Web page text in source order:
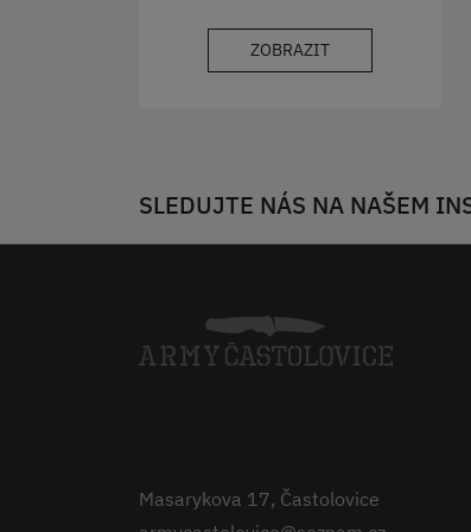
ZOBRAZIT
SLEDUJTE NÁS NA NAŠEM
Masarykova 17, Častolovice